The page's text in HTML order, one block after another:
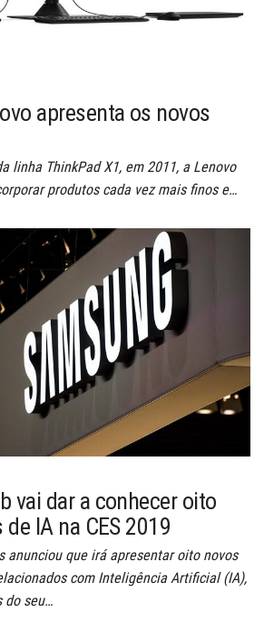
apresenta os novos
linha ThinkPad X1, em 2011, a Lenovo
produtos cada vez mais finos e…
vai dar a conhecer oito
IA na CES 2019
anunciou que irá apresentar oito novos
com Inteligência Artificial (IA),
do seu…